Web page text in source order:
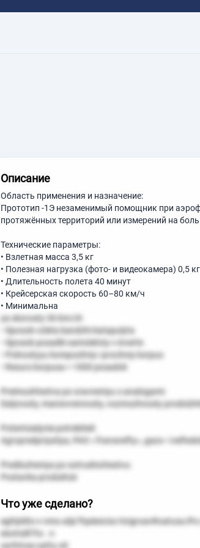
Описание
Область применения и назначение:
Прототип -1Э незаменимый помощник при
протяжённых территорий или измерений на
Технические параметры:
• Взлетная масса 3,5 кг
• Полезная нагрузка (фото- и видеокамера) 0,5 кг
• Длительность полета 40 минут
• Крейсерская скорость 60–80 км/ч
• Минимальна
ya skorosty 36 km/ch
• Sposob vzleta bandzhi-katapulyta
• Sposob posadki samoletniy v inverte
• Polnostyyu kompozitniy i prochniy korpus
• Resurs korpusa > 1000 posadok
Preimushtestva po sravneniyu s analogami:
Dalynosty, maniovrennosty, vozmozhnosty
Potentsialynie potrebiteli:
Agropredpriyatiya, PAO «Transnefty», gazo- i
Predlozheniya po sotrudnichestvu:
Postavka produktsii
Что уже сделано?
eghlyklto-v nms sdp7hpiiesUso tivigroavRoatusa iPo
eiontsiltTto . n
oyrhtnse oattu olr